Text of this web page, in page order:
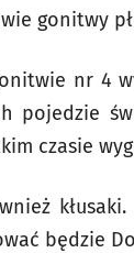
gonitwy
nr 4
pojedzie
czasie
będzie